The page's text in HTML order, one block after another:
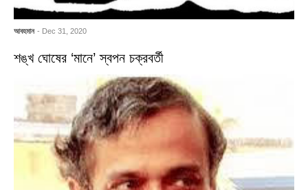
আবহমান - Dec 31, 2020
শঙ্খ ঘোষের ‘মানে’ স্বপন চক্রবর্তী